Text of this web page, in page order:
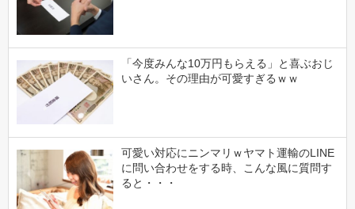
「今度みんな10万円もらえる」と喜ぶおじ
いさん。その理由が可愛すぎるｗｗ
可愛い対応にニンマリｗヤマト運輸のLINE
に問い合わせをする時、こんな風に質問す
ると・・・